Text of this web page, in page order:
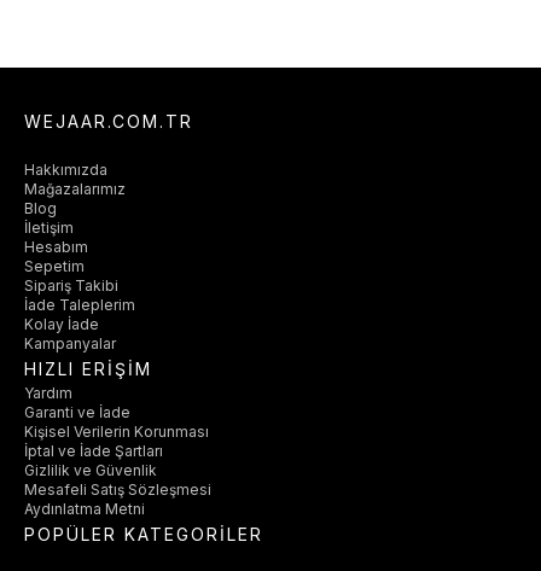
WEJAAR.COM.TR
Hakkımızda
Mağazalarımız
Blog
İletişim
Hesabım
Sepetim
Sipariş Takibi
İade Taleplerim
Kolay İade
Kampanyalar
HIZLI ERİŞİM
Yardım
Garanti ve İade
Kişisel Verilerin Korunması
İptal ve İade Şartları
Gizlilik ve Güvenlik
Mesafeli Satış Sözleşmesi
Aydınlatma Metni
POPÜLER KATEGORİLER